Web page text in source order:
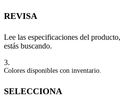
REVISA
Lee las especificaciones del
estás buscando.
3.
Colores disponibles con inventario.
SELECCIONA